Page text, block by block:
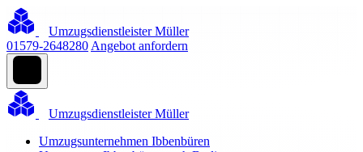
Umzugsdienstleister Müller
01579-2648280 Angebot anfordern
Umzugsdienstleister Müller
Umzugsunternehmen Ibbenbüren